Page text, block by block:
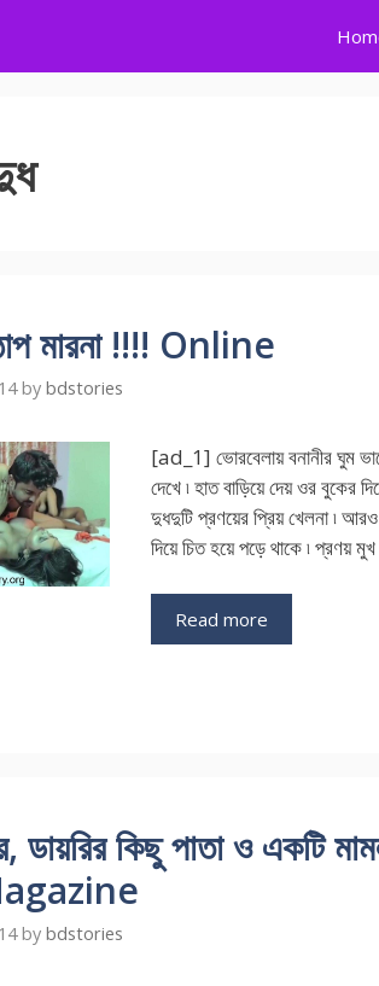
মারনা !!!! Online
by bdstories
[ad_1] ভোরবেলায় বনানীর ঘুম
দেখে ৷ হাত বাড়িয়ে দেয় ওর বুকের
দুধদুটি প্রণয়ের প্রিয় খেলনা ৷
দিয়ে চিত হয়ে পড়ে থাকে ৷ প্রণয়
Read more
ডায়রির কিছু পাতা ও একটি
by bdstories